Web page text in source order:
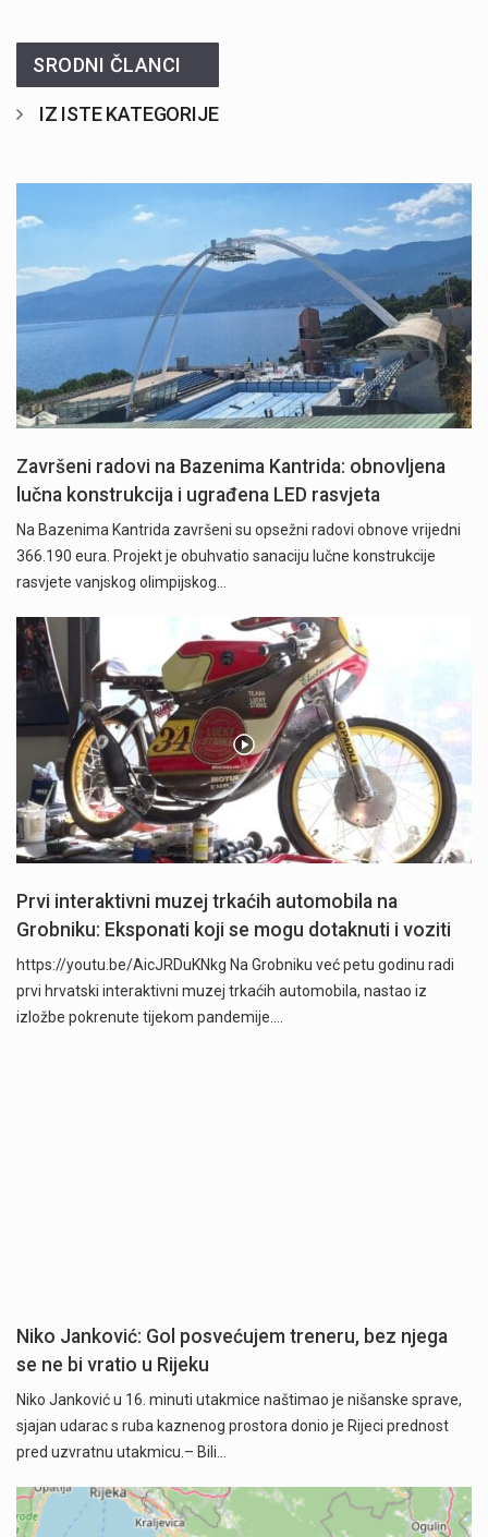
SRODNI ČLANCI
IZ ISTE KATEGORIJE
Završeni radovi na Bazenima Kantrida: obnovljena
lučna konstrukcija i ugrađena LED rasvjeta
Na Bazenima Kantrida završeni su opsežni radovi obnove vrijedni
366.190 eura. Projekt je obuhvatio sanaciju lučne konstrukcije
rasvjete vanjskog olimpijskog…
Prvi interaktivni muzej trkaćih automobila na
Grobniku: Eksponati koji se mogu dotaknuti i voziti
https://youtu.be/AicJRDuKNkg Na Grobniku već petu godinu radi
prvi hrvatski interaktivni muzej trkaćih automobila, nastao iz
izložbe pokrenute tijekom pandemije.…
Niko Janković: Gol posvećujem treneru, bez njega
se ne bi vratio u Rijeku
Niko Janković u 16. minuti utakmice naštimao je nišanske sprave,
sjajan udarac s ruba kaznenog prostora donio je Rijeci prednost
pred uzvratnu utakmicu.– Bili…